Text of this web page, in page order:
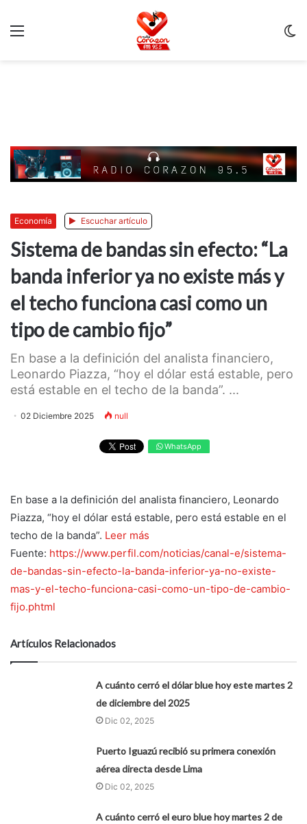
Economía Escuchar artículo
Sistema de bandas sin efecto: “La
banda inferior ya no existe más y
el techo funciona casi como un
tipo de cambio fijo”
En base a la definición del analista financiero,
Leonardo Piazza, “hoy el dólar está estable, pero
está estable en el techo de la banda”. ...
02 Diciembre 2025 null
WhatsApp
En base a la definición del analista financiero, Leonardo
Piazza, “hoy el dólar está estable, pero está estable en el
techo de la banda”. Leer más
Fuente: https://www.perfil.com/noticias/canal-e/sistema-
de-bandas-sin-efecto-la-banda-inferior-ya-no-existe-
mas-y-el-techo-funciona-casi-como-un-tipo-de-cambio-
fijo.phtml
Artículos Relacionados
A cuánto cerró el dólar blue hoy este martes 2
de diciembre del 2025
Dic 02, 2025
Puerto Iguazú recibió su primera conexión
aérea directa desde Lima
Dic 02, 2025
A cuánto cerró el euro blue hoy martes 2 de